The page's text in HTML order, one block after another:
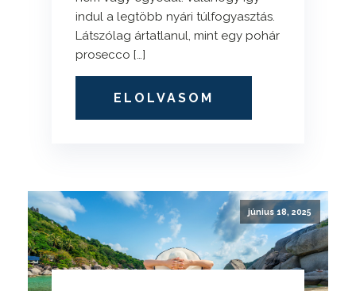
indul a legtöbb nyári túlfogyasztás.
Látszólag ártatlanul, mint egy pohár
prosecco […]
ELOLVASOM
június 18, 2025